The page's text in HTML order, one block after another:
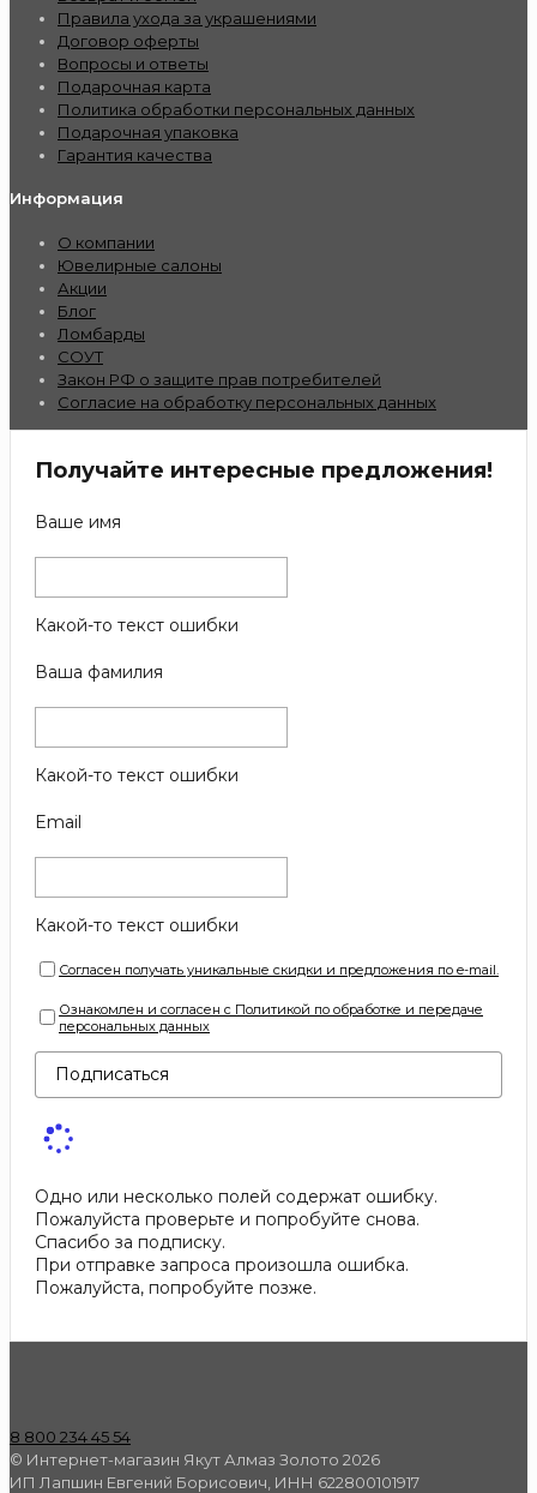
Правила ухода за украшениями
Договор оферты
Вопросы и ответы
Подарочная карта
Политика обработки персональных данных
Подарочная упаковка
Гарантия качества
Информация
О компании
Ювелирные салоны
Акции
Блог
Ломбарды
СОУТ
Закон РФ о защите прав потребителей
Согласие на обработку персональных данных
Получайте интересные предложения!
Ваше имя
Какой-то текст ошибки
Ваша фамилия
Какой-то текст ошибки
Email
Какой-то текст ошибки
Согласен получать уникальные скидки и предложения по e-mail.
Ознакомлен и согласен с Политикой по обработке и передаче
персональных данных
Подписаться
Одно или несколько полей содержат ошибку.
Пожалуйста проверьте и попробуйте снова.
Спасибо за подписку.
При отправке запроса произошла ошибка.
Пожалуйста, попробуйте позже.
8 800 234 45 54
© Интернет-магазин Якут Алмаз Золото 2026
ИП Лапшин Евгений Борисович, ИНН 622800101917